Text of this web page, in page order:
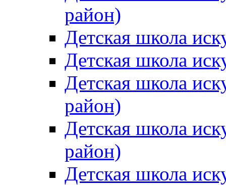
район)
Детская школа
Детская школа
Детская школа
район)
Детская школа
район)
Детская школа